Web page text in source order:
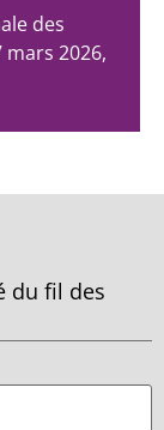
des
mars 2026,
du fil des